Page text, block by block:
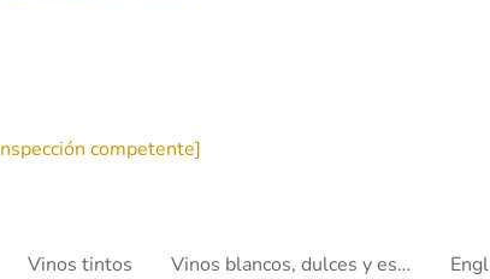
competente]
Vinos tintos Vinos blancos, dulces y espumosos